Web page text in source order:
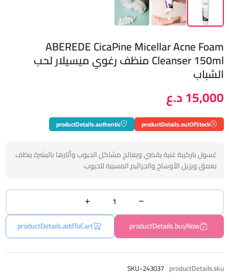
ABEREDE CicaPine Micellar Acne Foam
Cleanser 150ml منظف ​​رغوي ميسيلار لحب
الشباب
15,000 د.ع
productDetails.outOfStock
productDetails.authentic
غسول بتركيبة غنية يقضي ويعالج مشاكل الحبوب وأثارها بالبشرة ينظف
بعمق ويزيل الأوساخ والجراثيم المسببة للحبوب.
productDetails.buyNow
productDetails.addToCart
productDetails.sku
SKU-243037